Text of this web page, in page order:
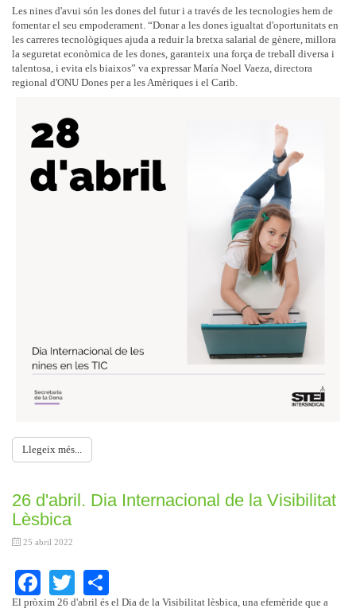
Les nines d'avui són les dones del futur i a través de les tecnologies hem de
fomentar el seu empoderament. “Donar a les dones igualtat d'oportunitats en
les carreres tecnològiques ajuda a reduir la bretxa salarial de gènere, millora
la seguretat econòmica de les dones, garanteix una força de treball diversa i
talentosa, i evita els biaixos” va expressar María Noel Vaeza, directora
regional d'ONU Dones per a les Amèriques i el Carib.
Llegeix més...
26 d'abril. Dia Internacional de la Visibilitat
Lèsbica
25 abril 2022
Facebook
Twitter
El pròxim 26 d'abril és el Dia de la Visibilitat lèsbica, una efemèride que a